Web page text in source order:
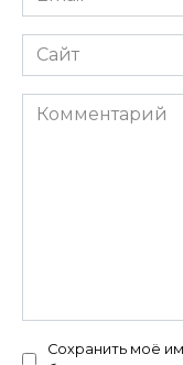
*
Сайт
Комментарий
Сохранить моё